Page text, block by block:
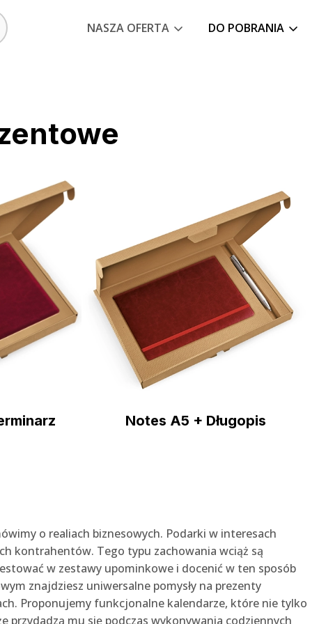
NASZA OFERTA DO POBRANIA
Notes A5 + Długopis
o realiach biznesowych. Podarki w interesach
kontrahentów. Tego typu zachowania wciąż są
w zestawy upominkowe i docenić w ten sposób
znajdziesz uniwersalne pomysły na prezenty
Proponujemy funkcjonalne kalendarze, które nie tylko
przydadzą mu się podczas wykonywania codziennych